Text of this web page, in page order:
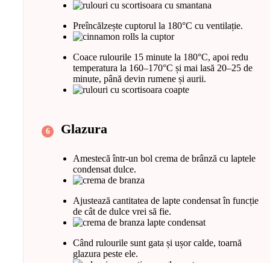
Preîncălzește cuptorul la 180°C cu ventilație.
Coace rulourile 15 minute la 180°C, apoi redu
temperatura la 160–170°C și mai lasă 20–25 de
minute, până devin rumene și aurii.
Glazura
Amestecă într-un bol crema de brânză cu laptele
condensat dulce.
Ajustează cantitatea de lapte condensat în funcție
de cât de dulce vrei să fie.
Când rulourile sunt gata și ușor calde, toarnă
glazura peste ele.